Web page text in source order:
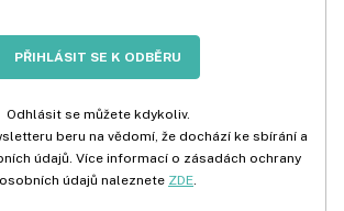
PŘIHLÁSIT SE K ODBĚRU
Odhlásit se můžete kdykoliv.
beru na vědomí, že dochází ke sbírání a
údajů. Více informací o zásadách ochrany
osobních údajů naleznete ZDE